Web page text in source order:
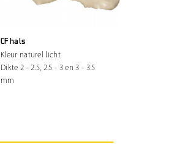
CF hals
Kleur naturel licht
Dikte 2 - 2.5, 2.5 - 3 en 3 - 3.5
mm